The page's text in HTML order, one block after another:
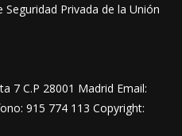
Privada de la Unión
7 C.P 28001 Madrid Email:
915 774 113 Copyright: